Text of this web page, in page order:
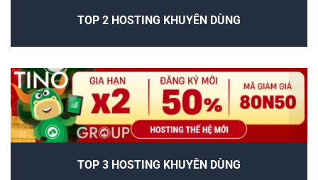
TOP 2 HOSTING KHUYÊN DÙNG
TOP 3 HOSTING KHUYÊN DÙNG